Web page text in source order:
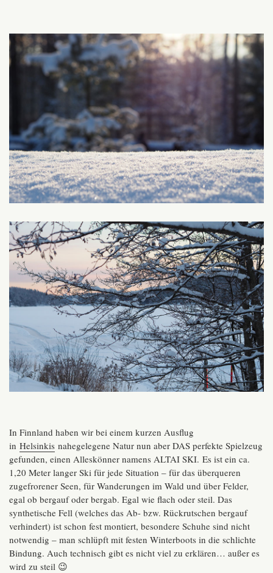
In Finnland haben wir bei einem kurzen Ausflug
in Helsinkis nahegelegene Natur nun aber DAS perfekte Spielzeug
gefunden, einen Alleskönner namens ALTAI SKI. Es ist ein ca.
1,20 Meter langer Ski für jede Situation – für das überqueren
zugefrorener Seen, für Wanderungen im Wald und über Felder,
egal ob bergauf oder bergab. Egal wie flach oder steil. Das
synthetische Fell (welches das Ab- bzw. Rückrutschen bergauf
verhindert) ist schon fest montiert, besondere Schuhe sind nicht
notwendig – man schlüpft mit festen Winterboots in die schlichte
Bindung. Auch technisch gibt es nicht viel zu erklären… außer es
wird zu steil 😉